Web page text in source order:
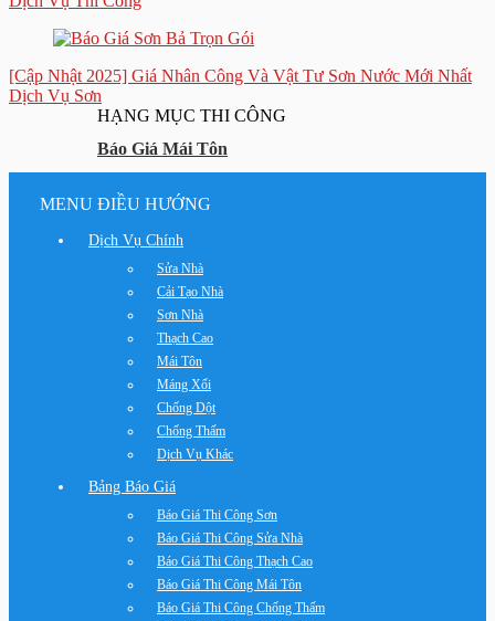
[Cập Nhật 2025] Giá Nhân Công Và Vật Tư Sơn Nước Mới Nhất
Dịch Vụ Sơn
HẠNG MỤC THI CÔNG
Báo Giá Mái Tôn
MENU ĐIỀU HƯỚNG
Dịch Vụ Chính
Sửa Nhà
Cải Tạo Nhà
Sơn Nhà
Thạch Cao
Mái Tôn
Máng Xối
Chống Dột
Chống Thấm
Dịch Vụ Khác
Bảng Báo Giá
Báo Giá Thi Công Sơn
Báo Giá Thi Công Sửa Nhà
Báo Giá Thi Công Thạch Cao
Báo Giá Thi Công Mái Tôn
Báo Giá Thi Công Chống Thấm